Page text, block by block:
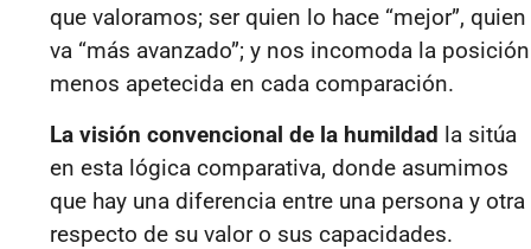
que valoramos; ser quien lo hace “mejor”, quien
va “más avanzado”; y nos incomoda la posición
menos apetecida en cada comparación.
La visión convencional de la humildad la sitúa
en esta lógica comparativa, donde asumimos
que hay una diferencia entre una persona y otra
respecto de su valor o sus capacidades.